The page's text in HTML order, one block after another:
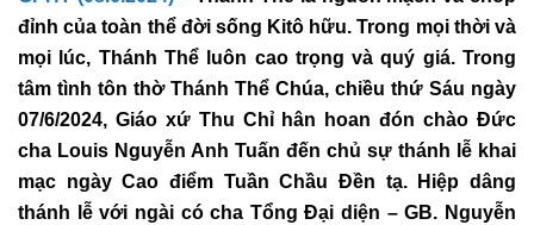
đỉnh của toàn thể đời sống Kitô hữu. Trong mọi thời và
mọi lúc, Thánh Thể luôn cao trọng và quý giá. Trong
tâm tình tôn thờ Thánh Thể Chúa, chiều thứ Sáu ngày
07/6/2024, Giáo xứ Thu Chỉ hân hoan đón chào Đức
cha Louis Nguyễn Anh Tuấn đến chủ sự thánh lễ khai
mạc ngày Cao điểm Tuần Chầu Đền tạ. Hiệp dâng
thánh lễ với ngài có cha Tổng Đại diện – GB. Nguyễn